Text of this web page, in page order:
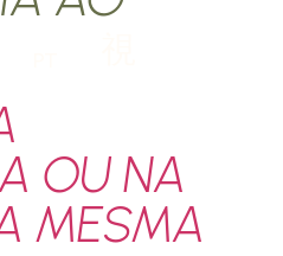
OU NA
MESMA